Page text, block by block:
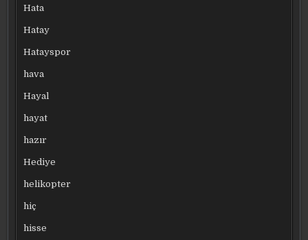
Hata
Hatay
Hatayspor
hava
Hayal
hayat
hazır
Hediye
helikopter
hiç
hisse